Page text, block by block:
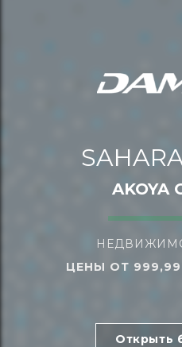
AKOYA
ЦЕНЫ ОТ
Открыть